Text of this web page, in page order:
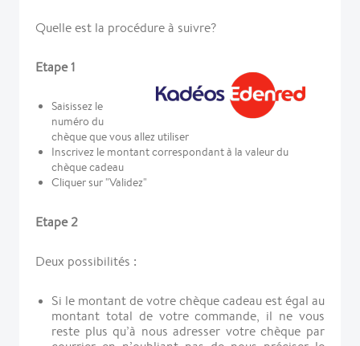
Quelle est la procédure à suivre?
Etape 1
Saisissez le
numéro du
chèque que vous allez utiliser
Inscrivez le montant correspondant à la valeur du
chèque cadeau
Cliquer sur "Validez"
Etape 2
Deux possibilités :
Si le montant de votre chèque cadeau est égal au
montant total de votre commande, il ne vous
reste plus qu’à nous adresser votre chèque par